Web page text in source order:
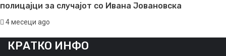
полицајци за случајот со Ивана Јовановска
4 месеци ago
КРАТКО ИНФО